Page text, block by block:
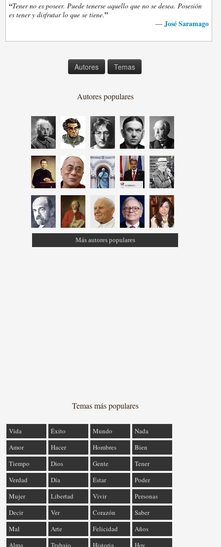
“Tener no es poseer. Puede tenerse aquello que no se desea. Posesión
es tener y disfrutar lo que se tiene.”
— José Saramago
Autores Temas
Autores populares
Más autores populares
Temas más populares
Vida Éxito Mundo
Nada
Amor
Hacer Hombres
Bien
Tiempo
Dios Gente
Tener
Verdad
Día Estar
Poder
Mujer
Libertad Vivir
Personas
Decir
Ver Corazón
Saber
Mal
Arte Felicidad
Años
Alma
Trabajo Historia Hoy